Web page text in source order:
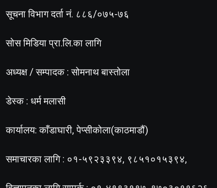
सूचना विभाग दर्ता नं. ८८६/०७५-७६
सोस मिडिया प्रा.लि.का लागि
अध्यक्ष / सम्पादक : सोमनाथ बास्तोला
डेस्क : धर्म मलासी
कार्यालय: काँडाघारी, पेप्सीकोला(काठमाडौं)
समाचारका लागि : ०१-५९२३३९४, ९८५१०१५३९४,